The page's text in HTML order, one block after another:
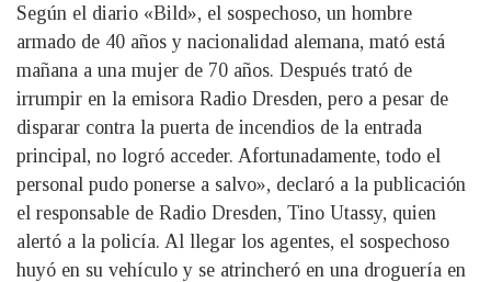
Según el diario «Bild», el sospechoso, un hombre
armado de 40 años y nacionalidad alemana, mató está
mañana a una mujer de 70 años. Después trató de
irrumpir en la emisora Radio Dresden, pero a pesar de
disparar contra la puerta de incendios de la entrada
principal, no logró acceder. Afortunadamente, todo el
personal pudo ponerse a salvo», declaró a la publicación
el responsable de Radio Dresden, Tino Utassy, quien
alertó a la policía. Al llegar los agentes, el sospechoso
huyó en su vehículo y se atrincheró en una droguería en